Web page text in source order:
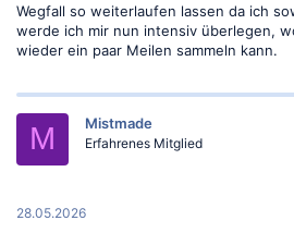
Wegfall so weiterlaufen lassen da ich
werde ich mir nun intensiv überlegen,
wieder ein paar Meilen sammeln kann.
M Mistmade
Erfahrenes Mitglied
28.05.2026